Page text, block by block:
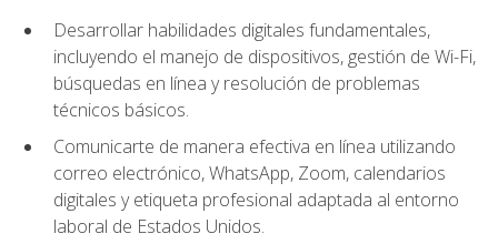
Desarrollar habilidades digitales fundamentales,
incluyendo el manejo de dispositivos, gestión de Wi-Fi,
búsquedas en línea y resolución de problemas
técnicos básicos.
Comunicarte de manera efectiva en línea utilizando
correo electrónico, WhatsApp, Zoom, calendarios
digitales y etiqueta profesional adaptada al entorno
laboral de Estados Unidos.